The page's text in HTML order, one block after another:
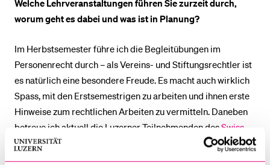
Welche Lehrveranstaltungen führen Sie zurzeit durch,
worum geht es dabei und was ist in Planung?
Im Herbstsemester führe ich die Begleitübungen im
Personenrecht durch – als Vereins- und Stiftungsrechtler ist
es natürlich eine besondere Freude. Es macht auch wirklich
Spass, mit den Erstsemestrigen zu arbeiten und ihnen erste
Hinweise zum rechtlichen Arbeiten zu vermitteln. Daneben
betreue ich aktuell die Luzerner Teilnehmenden desSwiss
Moot Court. Das ist auch für mich eine neue und spannende
Erfahrung.